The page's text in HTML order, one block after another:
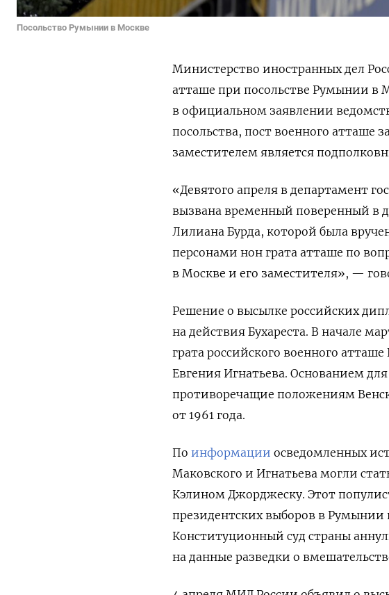
Посольство Румынии в Москве
Министерство иностранных дел
атташе при посольстве Румынии в
в официальном заявлении
посольства, пост военного атташе
заместителем является
«Девятого апреля в департамент
вызвана временный поверенный в
Лилиана Бурда, которой была
персонами нон грата атташе по
в Москве и его заместителя», —
Решение о высылке российских
на действия Бухареста. В начале
грата российского военного
Евгения Игнатьева. Основанием
противоречащие положениям
от 1961 года.
По информации осведомленных
Маковского и Игнатьева могли
Кэлином Джорджеску. Этот
президентских выборов в Румынии
Конституционный суд страны
на данные разведки о